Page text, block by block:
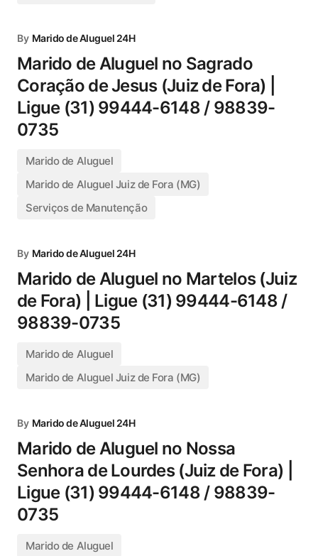
By Marido de Aluguel 24H
Marido de Aluguel no Sagrado
Coração de Jesus (Juiz de Fora) |
Ligue (31) 99444-6148 / 98839-
0735
Marido de Aluguel
Marido de Aluguel Juiz de Fora (MG)
Serviços de Manutenção
By Marido de Aluguel 24H
Marido de Aluguel no Martelos (Juiz
de Fora) | Ligue (31) 99444-6148 /
98839-0735
Marido de Aluguel
Marido de Aluguel Juiz de Fora (MG)
By Marido de Aluguel 24H
Marido de Aluguel no Nossa
Senhora de Lourdes (Juiz de Fora) |
Ligue (31) 99444-6148 / 98839-
0735
Marido de Aluguel